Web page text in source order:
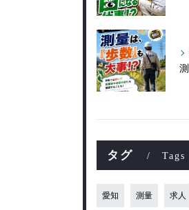
タグ Tags
愛知 測量 求人